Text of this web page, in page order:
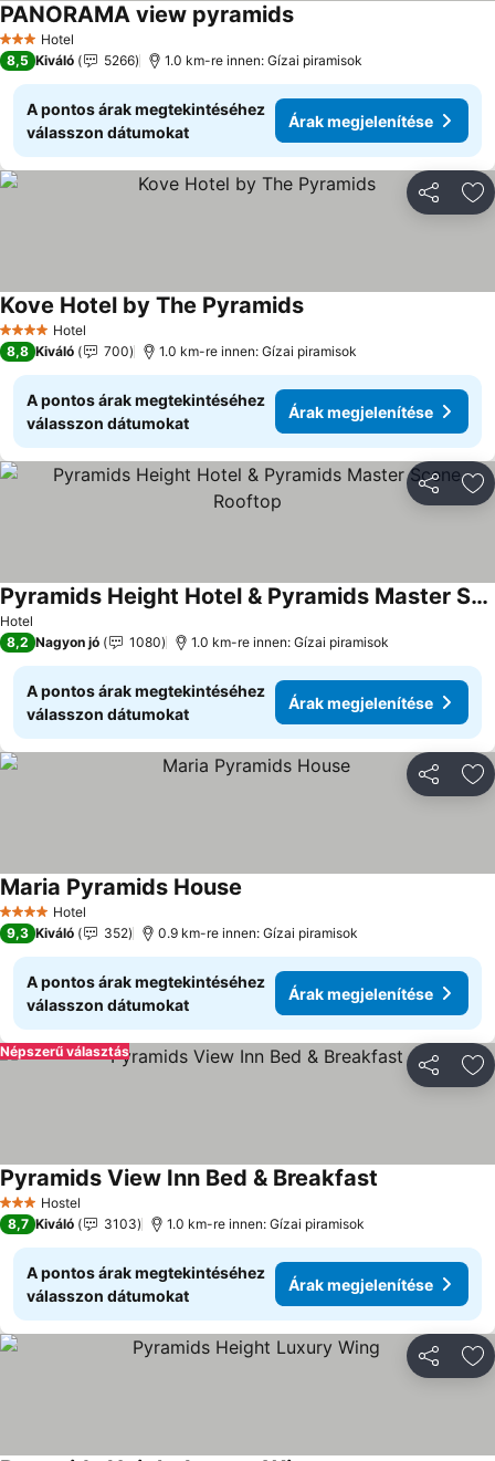
3 Kategória
Hotel
PANORAMA view pyramidsÁrak megjelenítése
8,5 Kiváló 5266 1.0 km-re innen: Gízai piramisok
A pontos árak megtekintéséhez
válasszon dátumokat
Árak megjelenítése
4 KategóriaHotel
Kove Hotel by The PyramidsÁrak megjelenítése
8,8 Kiváló 700 1.0 km-re innen: Gízai piramisok
A pontos árak megtekintéséhez
válasszon dátumokat
Árak megjelenítése
Hotel
Pyramids Height Hotel & Pyramids Master Scene Rooftop
Árak megjelenítése
8,2 Nagyon jó 1080 1.0 km-re innen: Gízai piramisok
A pontos árak megtekintéséhez
válasszon dátumokat
Árak megjelenítése
4 KategóriaHotel
Maria Pyramids House
9,3 Kiváló 352 0.9 km-re innen: Gízai piramisok
A pontos árak megtekintéséhez
válasszon dátumokat
Árak megjelenítése
Népszerű választás
3 Kategória
Hostel
Pyramids View Inn Bed & Breakfast
8,7 Kiváló 3103 1.0 km-re innen: Gízai piramisok
A pontos árak megtekintéséhez
válasszon dátumokat
Árak megjelenítése